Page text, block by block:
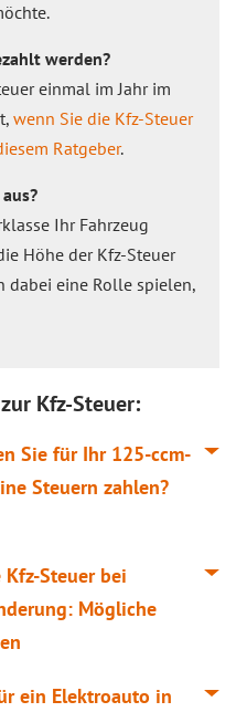
werden?
einmal im Jahr im
wenn Sie die Kfz-Steuer
Ratgeber.
Ihr Fahrzeug
Höhe der Kfz-Steuer
dabei eine Rolle spielen,
Kfz-Steuer:
Sie für Ihr 125-ccm-
Steuern zahlen?
Steuer bei
Mögliche
ein Elektroauto in